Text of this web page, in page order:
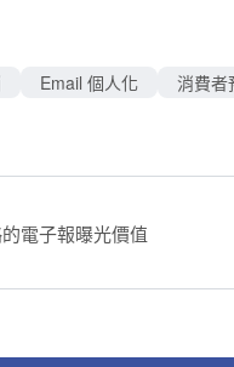
Email 個人化 消費者
電子報曝光價值